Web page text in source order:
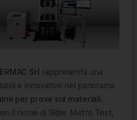
Srl rappresenta una
e innovative nel panorama
per prove sui materiali.
il nome di Sider Metro Test,